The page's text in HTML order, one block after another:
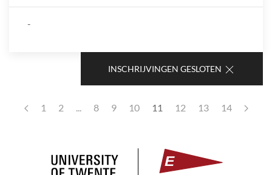
-
INSCHRIJVINGEN GESLOTEN
1 2 ... 8 9 10 11 12 13 14